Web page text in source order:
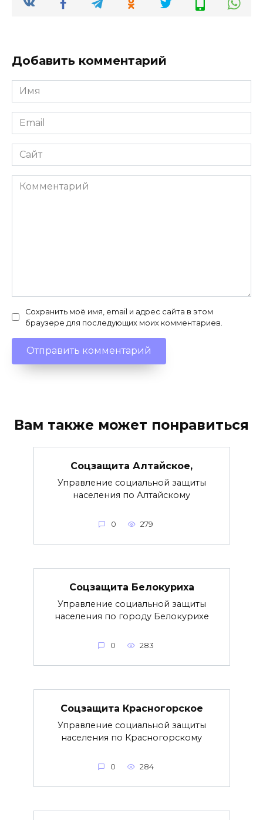
Добавить комментарий
Имя
*
Email
*
Сайт
Комментарий
Сохранить моё имя, email и адрес сайта в этом
браузере для последующих моих комментариев.
Вам также может понравиться
Соцзащита Алтайское,
Управление социальной защиты
населения по Алтайскому
0 279
Соцзащита Белокуриха
Управление социальной защиты
населения по городу Белокурихе
0 283
Соцзащита Красногорское
Управление социальной защиты
населения по Красногорскому
0 284